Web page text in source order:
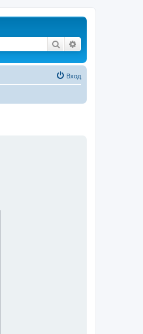
Поиск
Вход